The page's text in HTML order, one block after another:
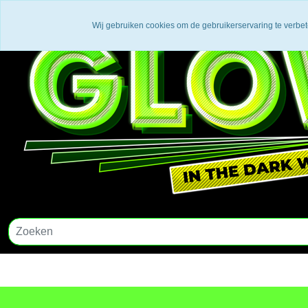
Wij gebruiken cookies om de gebruikerservaring te